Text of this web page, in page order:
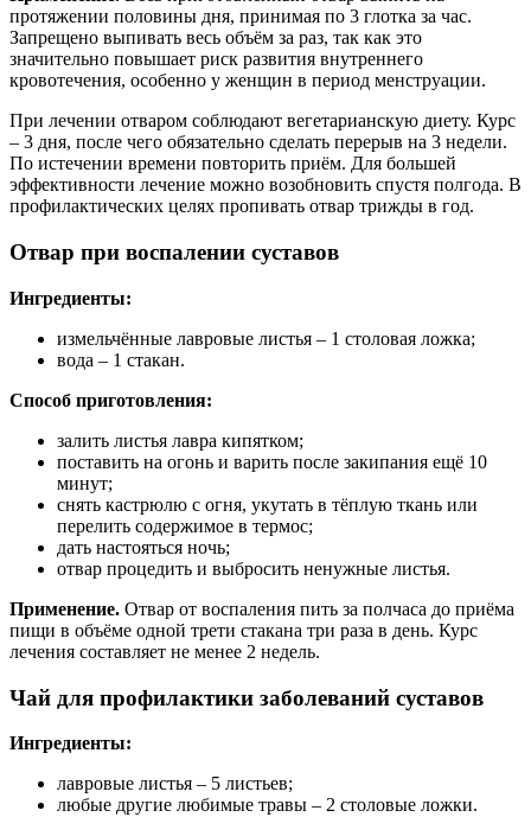
протяжении половины дня, принимая по 3 глотка за час.
Запрещено выпивать весь объём за раз, так как это
значительно повышает риск развития внутреннего
кровотечения, особенно у женщин в период менструации.
При лечении отваром соблюдают вегетарианскую диету. Курс
– 3 дня, после чего обязательно сделать перерыв на 3 недели.
По истечении времени повторить приём. Для большей
эффективности лечение можно возобновить спустя полгода. В
профилактических целях пропивать отвар трижды в год.
Отвар при воспалении суставов
Ингредиенты:
измельчённые лавровые листья – 1 столовая ложка;
вода – 1 стакан.
Способ приготовления:
залить листья лавра кипятком;
поставить на огонь и варить после закипания ещё 10
минут;
снять кастрюлю с огня, укутать в тёплую ткань или
перелить содержимое в термос;
дать настояться ночь;
отвар процедить и выбросить ненужные листья.
Применение. Отвар от воспаления пить за полчаса до приёма
пищи в объёме одной трети стакана три раза в день. Курс
лечения составляет не менее 2 недель.
Чай для профилактики заболеваний суставов
Ингредиенты:
лавровые листья – 5 листьев;
любые другие любимые травы – 2 столовые ложки.